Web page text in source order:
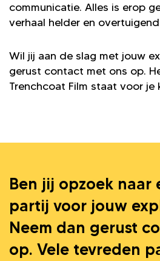
communicatie. Alles is erop
verhaal helder en
Wil jij aan de slag met jouw
gerust contact met ons op.
Trenchcoat Film staat voor je
Ben jij opzoek naar
partij voor jouw
Neem dan gerust
op. Vele tevreden